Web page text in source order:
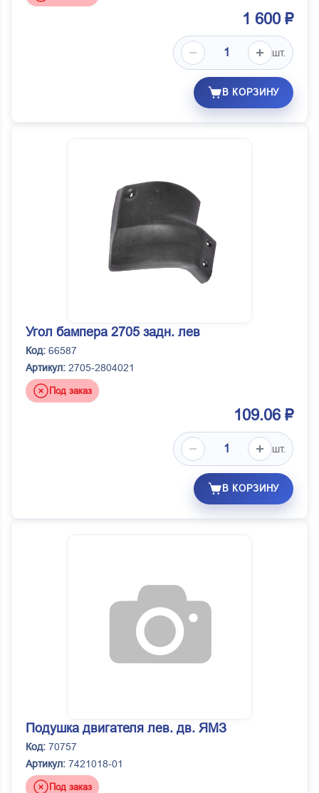
1 600 ₽
шт.
В КОРЗИНУ
Угол бампера 2705 задн. лев
Код: 66587
Артикул: 2705-2804021
Под заказ
109.06 ₽
шт.
В КОРЗИНУ
Подушка двигателя лев. дв. ЯМЗ
Код: 70757
Артикул: 7421018-01
Под заказ